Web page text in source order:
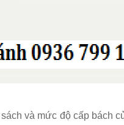
và mức độ cấp bách